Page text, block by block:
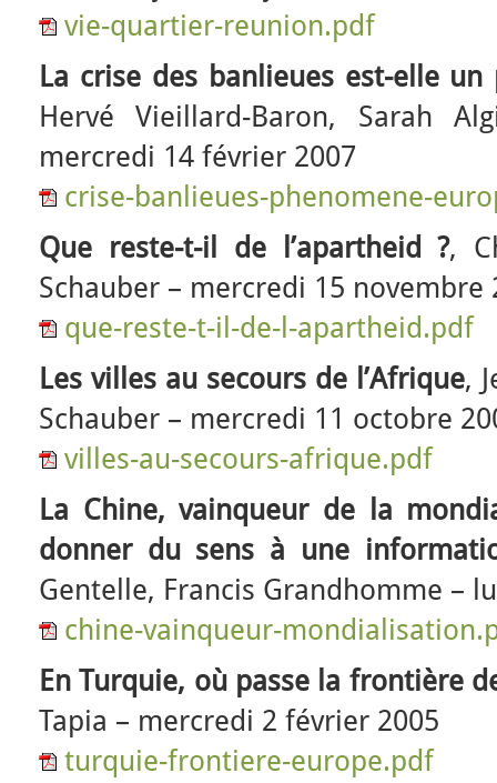
vie-quartier-reunion.pdf
La crise des banlieues est-elle
Hervé Vieillard-Baron, Sarah
mercredi 14 février 2007
crise-banlieues-phenomene-
Que reste-t-il de l’apartheid ?,
Schauber – mercredi 15 novembre
que-reste-t-il-de-l-apartheid.pdf
Les villes au secours de l’Afrique,
Schauber – mercredi 11 octobre
villes-au-secours-afrique.pdf
La Chine, vainqueur de la
donner du sens à une
Gentelle, Francis Grandhomme –
chine-vainqueur-
En Turquie, où passe la frontière
Tapia – mercredi 2 février 2005
turquie-frontiere-europe.pdf